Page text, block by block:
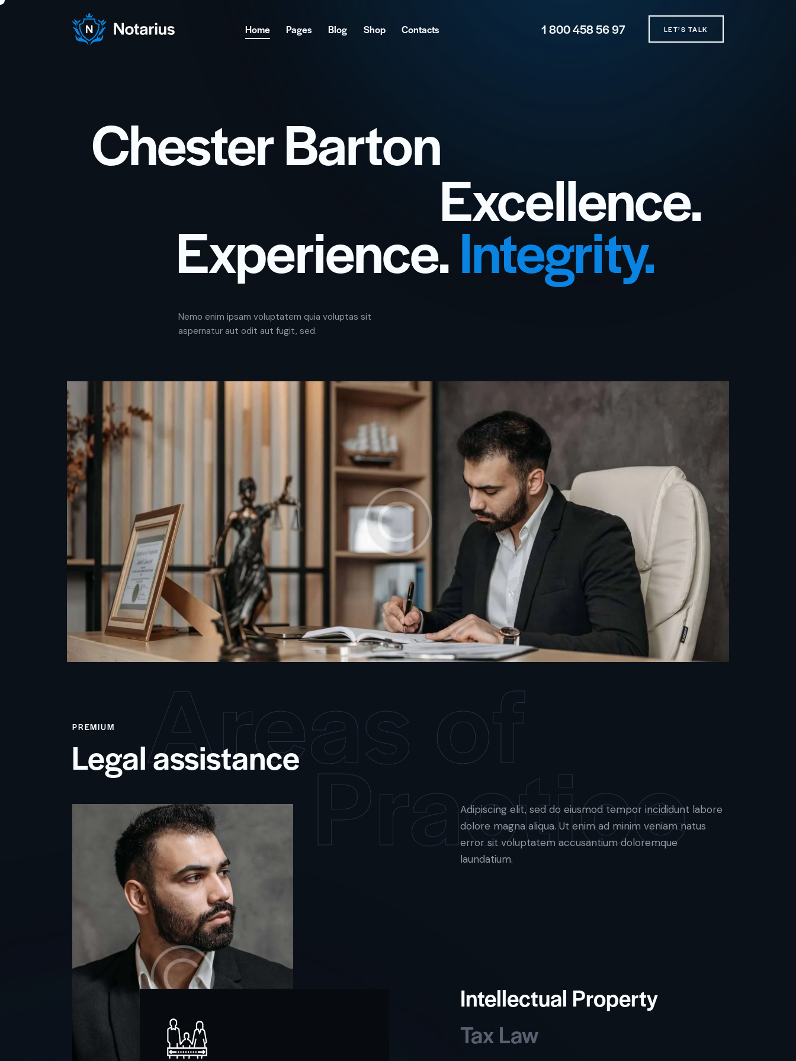
Home Pages Blog Shop Contacts 1 800 458 56 97 LET’S TALK
Chester Barton
Excellence.
Experience.Integrity.
Nemo enim ipsam voluptatem quia voluptas sit
aspernatur aut odit aut fugit, sed.
Areas of
PREMIUM
Legal assistance Practice
Adipiscing elit, sed do eiusmod tempor incididunt labore
dolore magna aliqua. Ut enim ad minim veniam natus
error sit voluptatem accusantium doloremque
laundatium.
Intellectual Property
Tax Law